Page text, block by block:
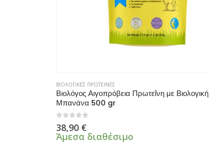
ΒΙΟΛΟΓΙΚΕΣ ΠΡΩΤΕΙΝΕΣ
Βιολόγος Αιγοπρόβεια Πρωτεΐνη με Βιολογική
Μπανάνα 500 gr
38,90 €
Άμεσα διαθέσιμο